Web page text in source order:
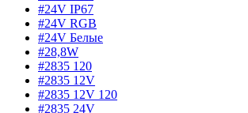
#24V IP67
#24V RGB
#24V Белые
#28,8W
#2835 120
#2835 12V
#2835 12V 120
#2835 24V